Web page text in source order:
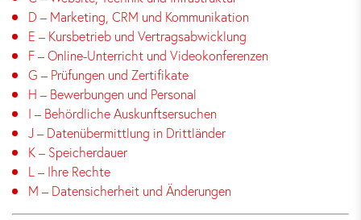
D – Marketing, CRM und Kommunikation
E – Kursbetrieb und Vertragsabwicklung
F – Online-Unterricht und Videokonferenzen
G – Prüfungen und Zertifikate
H – Bewerbungen und Personal
I – Behördliche Auskunftsersuchen
J – Datenübermittlung in Drittländer
K – Speicherdauer
L – Ihre Rechte
M – Datensicherheit und Änderungen